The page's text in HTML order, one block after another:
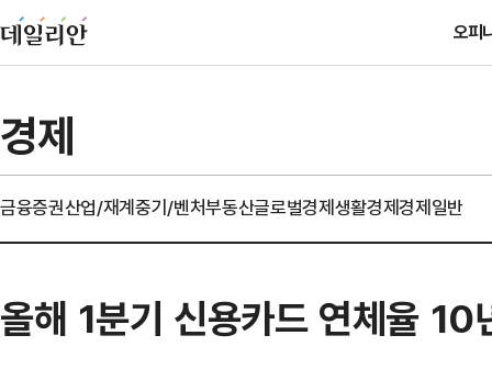
오피
경제
금융증권산업/재계중기/벤처부동산글로벌경제생활경제경제일반
올해 1분기 신용카드 연체율